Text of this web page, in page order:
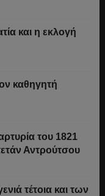
και η εκλογή
καθηγητή
του 1821
Αντρούτσου
τέτοια και των